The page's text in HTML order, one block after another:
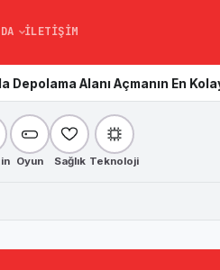
İLETIŞIM
Açmanın En Kolay YoluKardiyo
Oyun Sağlık Teknoloji